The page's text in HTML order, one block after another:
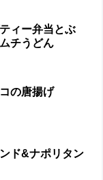
ィー弁当とぶ
チうどん
の唐揚げ
ド&ナポリタン